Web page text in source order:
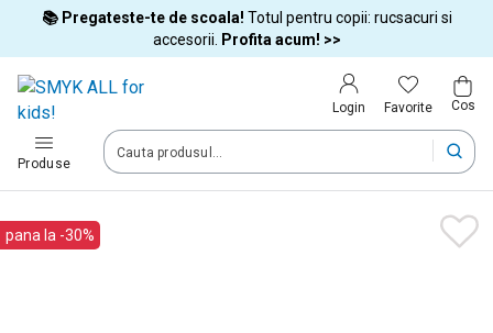
📚 Pregateste-te de scoala! Totul pentru copii: rucsacuri si
accesorii.
Profita acum! >>
Login Favorite Cos
Produse
Tara si limba
Alege tara si treci la cumparaturi
România (Romania)
pana la -30%